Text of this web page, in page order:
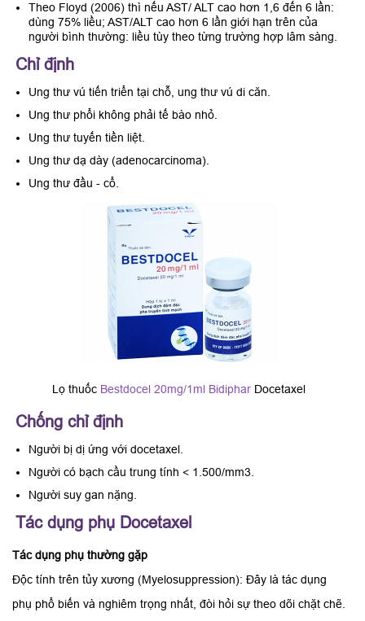
Theo Floyd (2006) thì nếu AST/ ALT cao hơn 1,6 đến 6 lần:
dùng 75% liều; AST/ALT cao hơn 6 lần giới hạn trên của
người bình thường: liều tùy theo từng trường hợp lâm sàng.
Chỉ định
Ung thư vú tiến triển tại chỗ, ung thư vú di căn.
Ung thư phổi không phải tế bào nhỏ.
Ung thư tuyến tiền liệt.
Ung thư dạ dày (adenocarcinoma).
Ung thư đầu - cổ.
Lọ thuốc Bestdocel 20mg/1ml Bidiphar Docetaxel
Chống chỉ định
Người bị dị ứng với docetaxel.
Người có bạch cầu trung tính < 1.500/mm3.
Người suy gan nặng.
Tác dụng phụ Docetaxel
Tác dụng phụ thường gặp
Độc tính trên tủy xương (Myelosuppression): Đây là tác dụng
phụ phổ biến và nghiêm trọng nhất, đòi hỏi sự theo dõi chặt chẽ.